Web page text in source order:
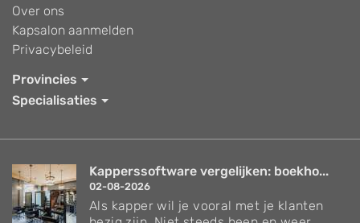
Over ons
Kapsalon aanmelden
Privacybeleid
Provincies
Specialisaties
Kapperssoftware vergelijken: boekho...
02-08-2026
Als kapper wil je vooral met je klanten